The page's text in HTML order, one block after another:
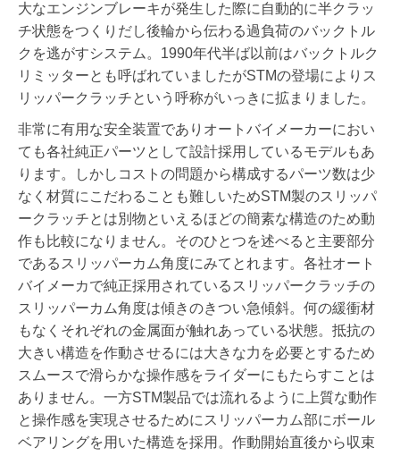
大なエンジンブレーキが発生した際に自動的に半クラッ
チ状態をつくりだし後輪から伝わる過負荷のバックトル
クを逃がすシステム。1990年代半ば以前はバックトルク
リミッターとも呼ばれていましたがSTMの登場によりス
リッパークラッチという呼称がいっきに拡まりました。
非常に有用な安全装置でありオートバイメーカーにおい
ても各社純正パーツとして設計採用しているモデルもあ
ります。しかしコストの問題から構成するパーツ数は少
なく材質にこだわることも難しいためSTM製のスリッパ
ークラッチとは別物といえるほどの簡素な構造のため動
作も比較になりません。そのひとつを述べると主要部分
であるスリッパーカム角度にみてとれます。各社オート
バイメーカで純正採用されているスリッパークラッチの
スリッパーカム角度は傾きのきつい急傾斜。何の緩衝材
もなくそれぞれの金属面が触れあっている状態。抵抗の
大きい構造を作動させるには大きな力を必要とするため
スムースで滑らかな操作感をライダーにもたらすことは
ありません。一方STM製品では流れるように上質な動作
と操作感を実現させるためにスリッパーカム部にボール
ベアリングを用いた構造を採用。作動開始直後から収束